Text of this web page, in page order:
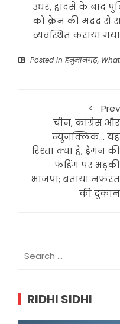
उधर, हादसे के बाद
को क्रेन की मदद से
व्यवस्थित कराया
Posted in हनुमानगढ़,
Prev
चीन, कांग्रेस और
न्यूजक्लिक… यह
रिश्ता क्या है, ड्रैगन की
फंडिंग पर भड़की
भाजपा; बताया नफरत
की दुकान
for:
RIDHI SIDHI